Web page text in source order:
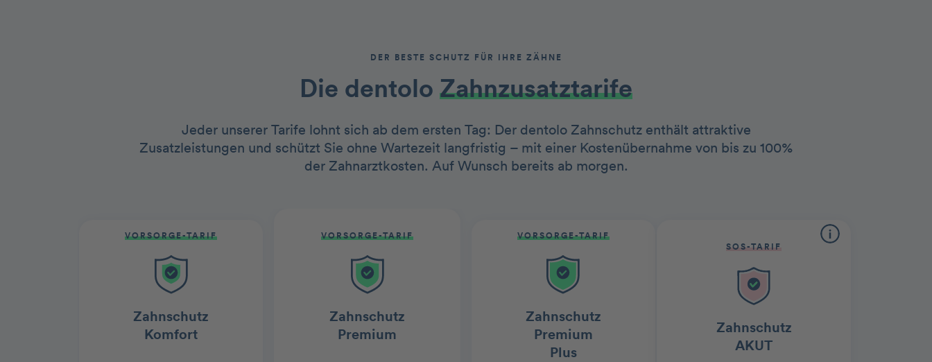
DER BESTE SCHUTZ FÜR IHRE ZÄHNE
Die dentolo­­ Zah nzusatztarife
Jeder unserer Tarife lohnt sich ab dem ersten Tag: Der dentolo Zahnschutz enthält attraktive
Zusatzleistungen und schützt Sie ohne Wartezeit langfristig – mit einer Kostenübernahme von bis zu 100%
der Zahnarztkosten. Auf Wunsch bereits ab morgen.
VORSORGE-TARIF
Zahnschutz
Komfort
VORSORGE-TARIF
Zahnschutz
Premium
VORSORGE-TARIF
Zahnschutz
Premium
Plus
SOS-TARIF
Zahnschutz
AKUT